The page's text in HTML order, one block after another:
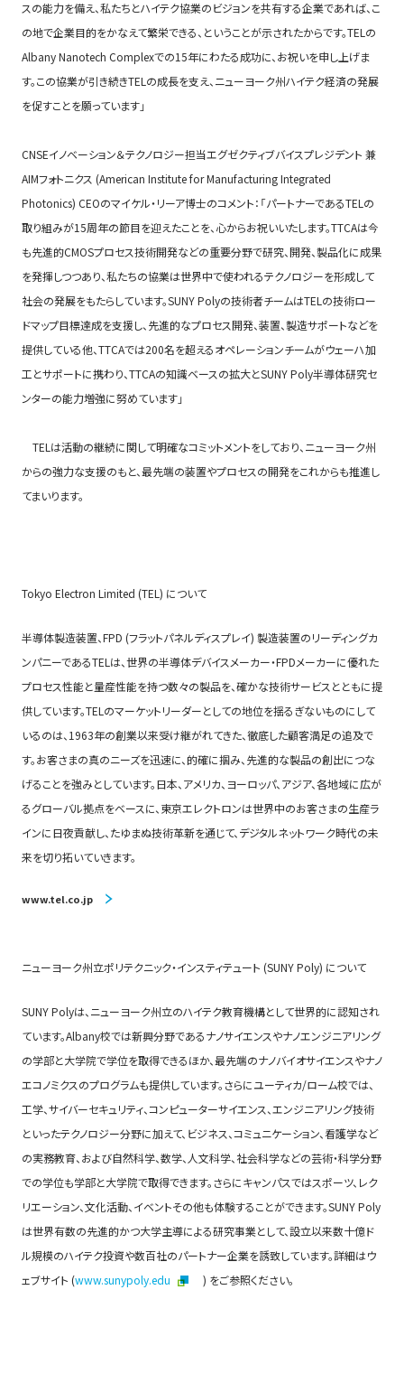
スの能力を備え、私たちとハイテク協業のビジョンを共有する企業であれば、こ
の地で企業目的をかなえて繁栄できる、ということが示されたからです。TELの
Albany Nanotech Complexでの15年にわたる成功に、お祝いを申し上げま
す。この協業が引き続きTELの成長を支え、ニューヨーク州ハイテク経済の発展
を促すことを願っています」
CNSEイノベーション＆テクノロジー担当エグゼクティブバイスプレジデント 兼
AIMフォトニクス (American Institute for Manufacturing Integrated
Photonics) CEOのマイケル・リーア博士のコメント：「パートナーであるTELの
取り組みが15周年の節目を迎えたことを、心からお祝いいたします。TTCAは今
も先進的CMOSプロセス技術開発などの重要分野で研究、開発、製品化に成果
を発揮しつつあり、私たちの協業は世界中で使われるテクノロジーを形成して
社会の発展をもたらしています。SUNY Polyの技術者チームはTELの技術ロー
ドマップ目標達成を支援し、先進的なプロセス開発、装置、製造サポートなどを
提供している他、TTCAでは200名を超えるオペレーションチームがウェーハ加
工とサポートに携わり、TTCAの知識ベースの拡大とSUNY Poly半導体研究セ
ンターの能力増強に努めています」
TELは活動の継続に関して明確なコミットメントをしており、ニューヨーク州
からの強力な支援のもと、最先端の装置やプロセスの開発をこれからも推進し
てまいります。
Tokyo Electron Limited (TEL) について
半導体製造装置、FPD (フラットパネルディスプレイ) 製造装置のリーディングカ
ンパニーであるTELは、世界の半導体デバイスメーカー・FPDメーカーに優れた
プロセス性能と量産性能を持つ数々の製品を、確かな技術サービスとともに提
供しています。TELのマーケットリーダーとしての地位を揺るぎないものにして
いるのは、1963年の創業以来受け継がれてきた、徹底した顧客満足の追及で
す。お客さまの真のニーズを迅速に、的確に掴み、先進的な製品の創出につな
げることを強みとしています。日本、アメリカ、ヨーロッパ、アジア、各地域に広が
るグローバル拠点をベースに、東京エレクトロンは世界中のお客さまの生産ラ
インに日夜貢献し、たゆまぬ技術革新を通じて、デジタルネットワーク時代の未
来を切り拓いていきます。
www.tel.co.jp
ニューヨーク州立ポリテクニック・インスティテュート (SUNY Poly) について
SUNY Polyは、ニューヨーク州立のハイテク教育機構として世界的に認知され
ています。Albany校では新興分野であるナノサイエンスやナノエンジニアリング
の学部と大学院で学位を取得できるほか、最先端のナノバイオサイエンスやナノ
エコノミクスのプログラムも提供しています。さらにユーティカ/ローム校では、
工学、サイバーセキュリティ、コンピューターサイエンス、エンジニアリング技術
といったテクノロジー分野に加えて、ビジネス、コミュニケーション、看護学など
の実務教育、および自然科学、数学、人文科学、社会科学などの芸術・科学分野
での学位も学部と大学院で取得できます。さらにキャンパスではスポーツ、レク
リエーション、文化活動、イベントその他も体験することができます。SUNY Poly
は世界有数の先進的かつ大学主導による研究事業として、設立以来数十億ド
ル規模のハイテク投資や数百社のパートナー企業を誘致しています。詳細はウ
ェブサイト (www.sunypoly.edu ) をご参照ください。